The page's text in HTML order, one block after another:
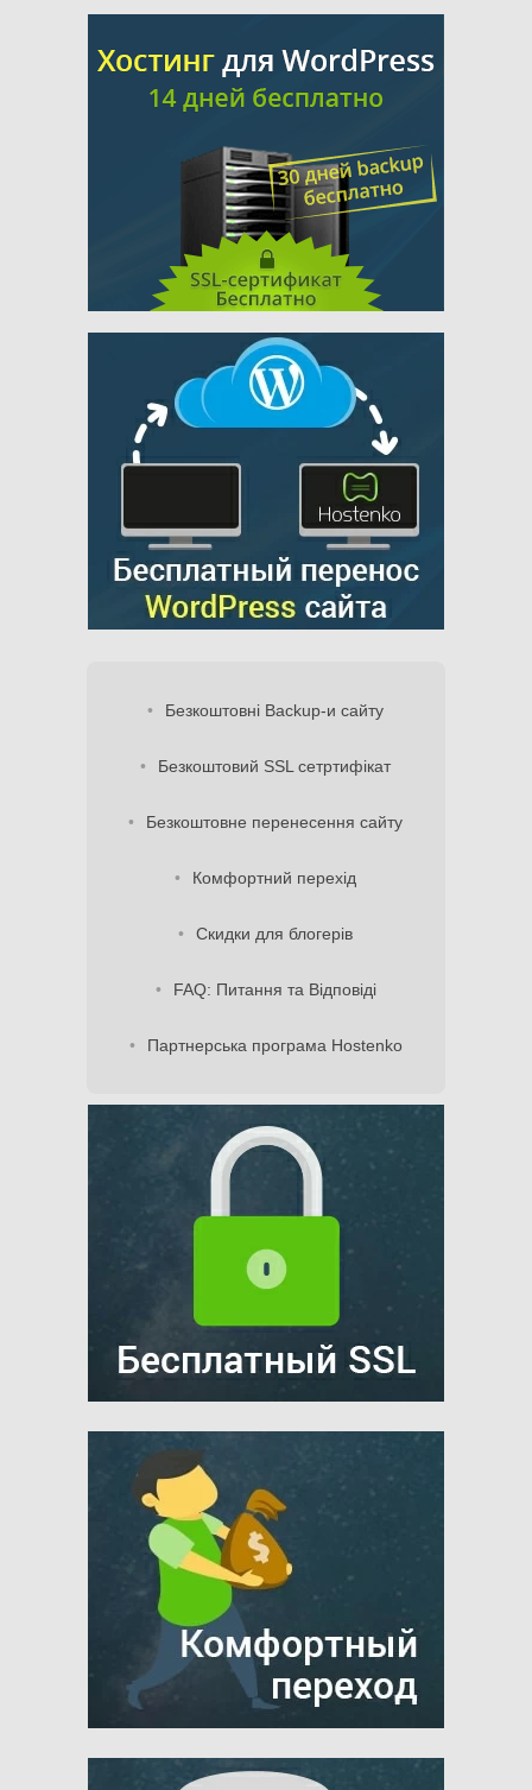
Безкоштовні Backup-и сайту
Безкоштовий SSL сетртифікат
Безкоштовне перенесення сайту
Комфортний перехід
Скидки для блогерів
FAQ: Питання та Відповіді
Партнерська програма Hostenko